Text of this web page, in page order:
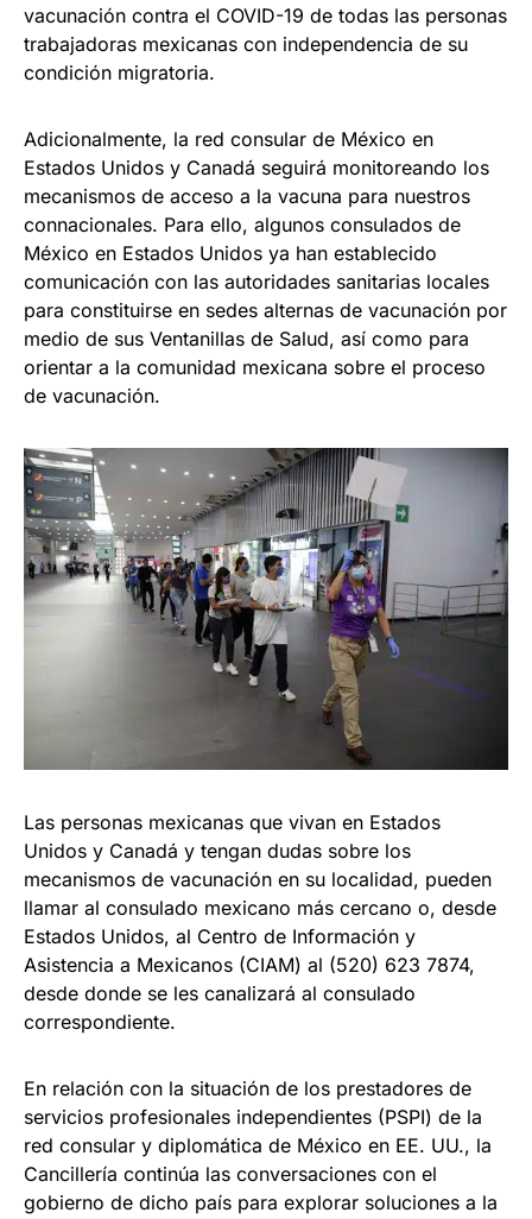
vacunación contra el COVID-19 de todas las personas
trabajadoras mexicanas con independencia de su
condición migratoria.
Adicionalmente, la red consular de México en
Estados Unidos y Canadá seguirá monitoreando los
mecanismos de acceso a la vacuna para nuestros
connacionales. Para ello, algunos consulados de
México en Estados Unidos ya han establecido
comunicación con las autoridades sanitarias locales
para constituirse en sedes alternas de vacunación por
medio de sus Ventanillas de Salud, así como para
orientar a la comunidad mexicana sobre el proceso
de vacunación.
Las personas mexicanas que vivan en Estados
Unidos y Canadá y tengan dudas sobre los
mecanismos de vacunación en su localidad, pueden
llamar al consulado mexicano más cercano o, desde
Estados Unidos, al Centro de Información y
Asistencia a Mexicanos (CIAM) al (520) 623 7874,
desde donde se les canalizará al consulado
correspondiente.
En relación con la situación de los prestadores de
servicios profesionales independientes (PSPI) de la
red consular y diplomática de México en EE. UU., la
Cancillería continúa las conversaciones con el
gobierno de dicho país para explorar soluciones a la